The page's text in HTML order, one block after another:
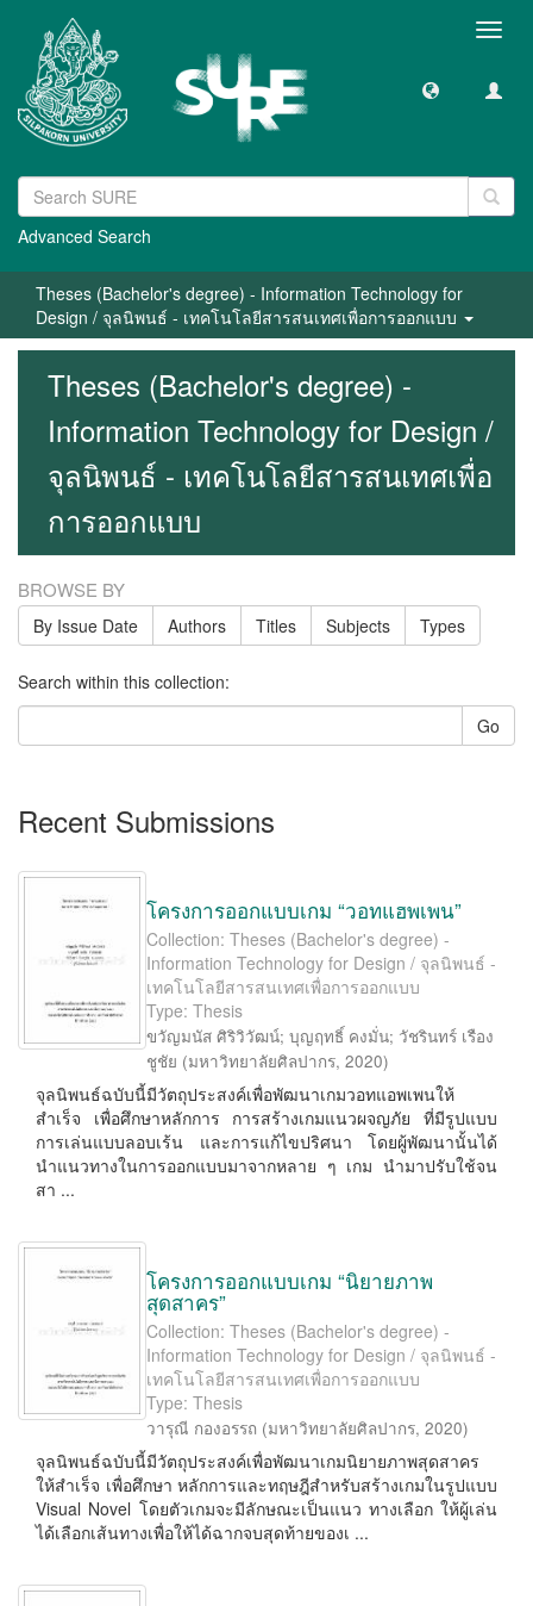
Advanced Search
Theses (Bachelor's degree) - Information Technology for
Design / จุลนิพนธ์ - เทคโนโลยีสารสนเทศเพื่อการออกแบบ
Theses (Bachelor's degree) -
Information Technology for Design /
จุลนิพนธ์ - เทคโนโลยีสารสนเทศเพื่อ
การออกแบบ
BROWSE BY
By Issue Date Authors Titles Subjects Types
Search within this collection:
Go
Recent Submissions
โครงการออกแบบเกม “วอทแฮพเพน”
Collection: Theses (Bachelor's degree) -
Information Technology for Design / จุลนิพนธ์ -
เทคโนโลยีสารสนเทศเพื่อการออกแบบ
Type: Thesis
ขวัญมนัส ศิริวิวัฒน์; บุญฤทธิ์ คงมั่น; วัชรินทร์ เรือง
ชูชัย (มหาวิทยาลัยศิลปากร, 2020)
จุลนิพนธ์ฉบับนี้มีวัตถุประสงค์เพื่อพัฒนาเกมวอทแอพเพนให้
สําเร็จ เพื่อศึกษาหลักการ การสร้างเกมแนวผจญภัย ที่มีรูปแบบ
การเล่นแบบลอบเร้น และการแก้ไขปริศนา โดยผู้พัฒนานั้นได้
นําแนวทางในการออกแบบมาจากหลาย ๆ เกม นํามาปรับใช้จน
สา ...
โครงการออกแบบเกม “นิยายภาพ
สุดสาคร”
Collection: Theses (Bachelor's degree) -
Information Technology for Design / จุลนิพนธ์ -
เทคโนโลยีสารสนเทศเพื่อการออกแบบ
Type: Thesis
วารุณี กองอรรถ (มหาวิทยาลัยศิลปากร, 2020)
จุลนิพนธ์ฉบับนี้มีวัตถุประสงค์เพื่อพัฒนาเกมนิยายภาพสุดสาคร
ให้สําเร็จ เพื่อศึกษา หลักการและทฤษฎีสําหรับสร้างเกมในรูปแบบ
Visual Novel โดยตัวเกมจะมีลักษณะเป็นแนว ทางเลือก ให้ผู้เล่น
ได้เลือกเส้นทางเพื่อให้ได้ฉากจบสุดท้ายของเ ...